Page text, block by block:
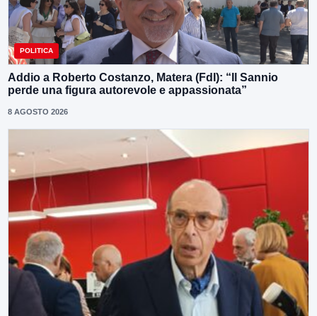
POLITICA
Addio a Roberto Costanzo, Matera (FdI): “Il Sannio
perde una figura autorevole e appassionata”
8 AGOSTO 2026